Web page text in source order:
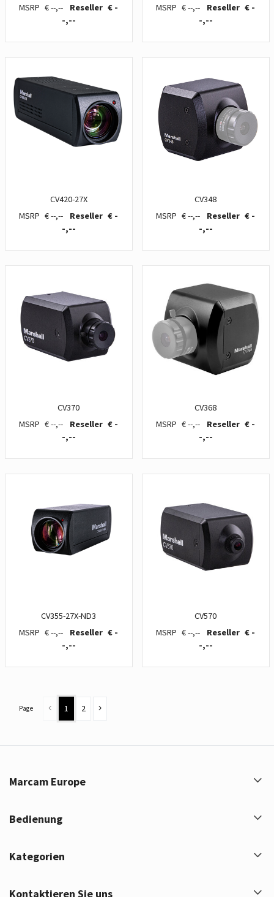
€ --,--
€ -
-,--
€ --,--
€ -
-,--
CV420-27X
€ --,--
€ -
-,--
CV348
€ --,--
€ -
-,--
CV370
€ --,--
€ -
-,--
CV368
€ --,--
€ -
-,--
CV355-27X-ND3
€ --,--
€ -
-,--
CV570
€ --,--
€ -
-,--
Page 1 2
Marcam Europe
Bedienung
Kategorien
Kontaktieren Sie uns